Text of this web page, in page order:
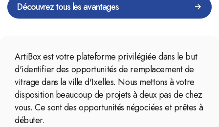
Découvrez tous les avantages
ArtiBox est votre plateforme privilégiée dans le but
d'identifier des opportunités de remplacement de
vitrage dans la ville d'Ixelles. Nous mettons à votre
disposition beaucoup de projets à deux pas de chez
vous. Ce sont des opportunités négociées et prêtes à
débuter.